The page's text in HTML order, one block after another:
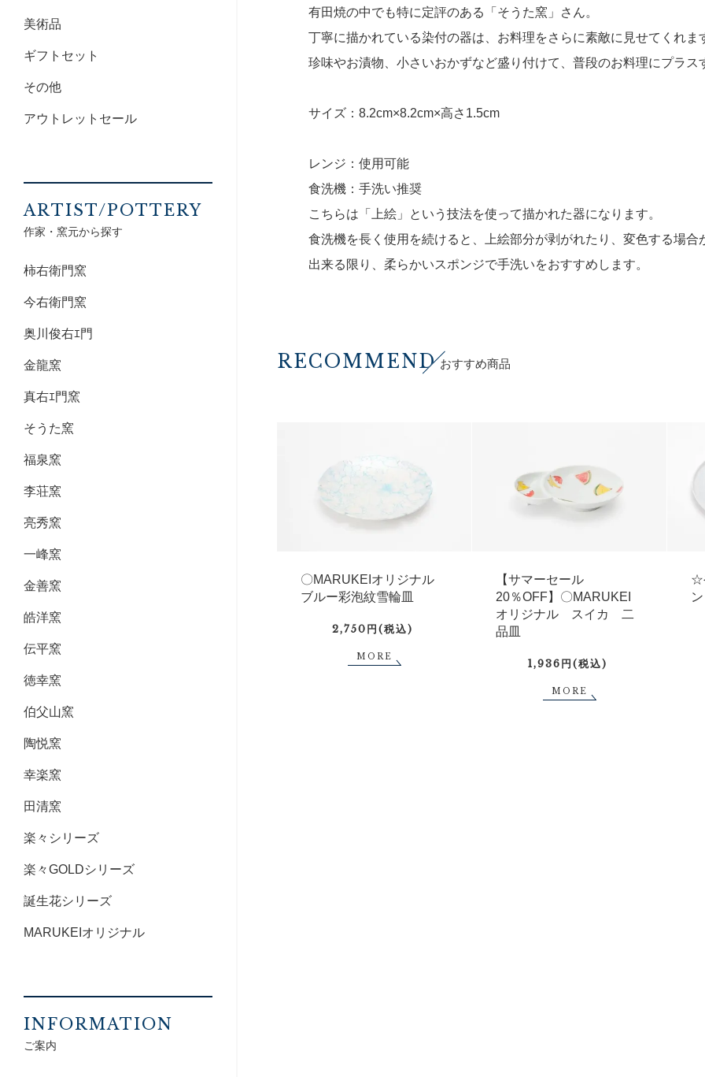
有田焼の中でも特に定評のある「そうた窯」さん。
丁寧に描かれている染付の器は、お料理をさらに素敵に見せてくれま
珍味やお漬物、小さいおかずなど盛り付けて、普段のお料理にプラス
サイズ：8.2cm×8.2cm×高さ1.5cm
レンジ：使用可能
食洗機：手洗い推奨
こちらは「上絵」という技法を使って描かれた器になります。
食洗機を長く使用を続けると、上絵部分が剥がれたり、変色する場合
出来る限り、柔らかいスポンジで手洗いをおすすめします。
RECOMMEND おすすめ商品
〇MARUKEIオリジナル
ブルー彩泡紋雪輪皿
2,750円(税込)
MORE
【サマーセール
20％OFF】〇MARUKEI
オリジナル スイカ 二
品皿
1,936円(税込)
MORE
☆
美術品
ギフトセット
その他
アウトレットセール
ARTIST/POTTERY
作家・窯元から探す
柿右衛門窯
今右衛門窯
奥川俊右ｴ門
金龍窯
真右ｴ門窯
そうた窯
福泉窯
李荘窯
亮秀窯
一峰窯
金善窯
皓洋窯
伝平窯
徳幸窯
伯父山窯
陶悦窯
幸楽窯
田清窯
楽々シリーズ
楽々GOLDシリーズ
誕生花シリーズ
MARUKEIオリジナル
INFORMATION
ご案内